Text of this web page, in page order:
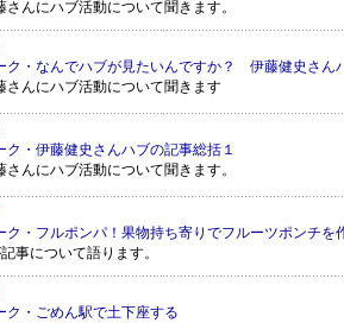
さんにハブ活動について聞きます。
ク・なんでハブが見たいんですか？ 伊藤健史さん
さんにハブ活動について聞きます
ク・伊藤健史さんハブの記事総括１
さんにハブ活動について聞きます。
ク・フルポンパ！果物持ち寄りでフルーツポンチを
事について語ります。
ク・ごめん駅で土下座する